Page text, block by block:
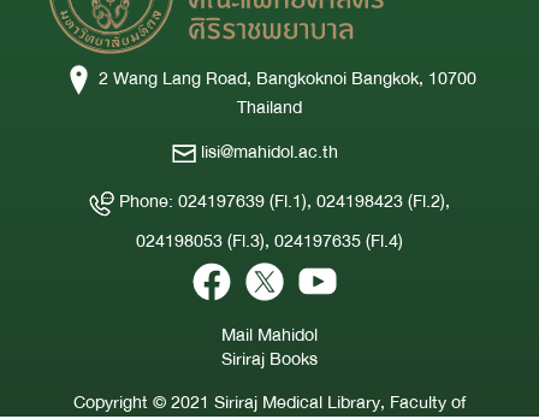
2 Wang Lang Road, Bangkoknoi Bangkok, 10700
Thailand
lisi@mahidol.ac.th
Phone: 024197639 (Fl.1), 024198423 (Fl.2),
024198053 (Fl.3), 024197635 (Fl.4)
Mail Mahidol
Siriraj Books
Copyright © 2021 Siriraj Medical Library, Faculty of